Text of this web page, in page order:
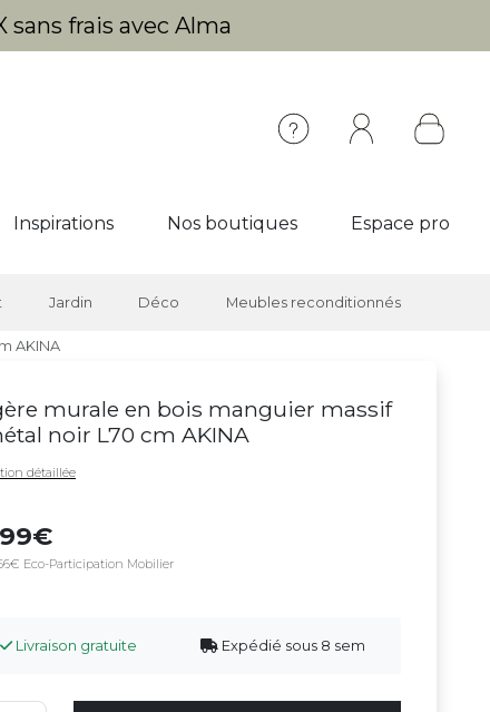
sans frais avec Alma
Inspirations Nos boutiques Espace pro
Jardin Déco Meubles reconditionnés
AKINA
murale en bois manguier massif
noir L70 cm AKINA
détaillée
Eco-Participation Mobilier
Livraison gratuite Expédié sous 8 sem